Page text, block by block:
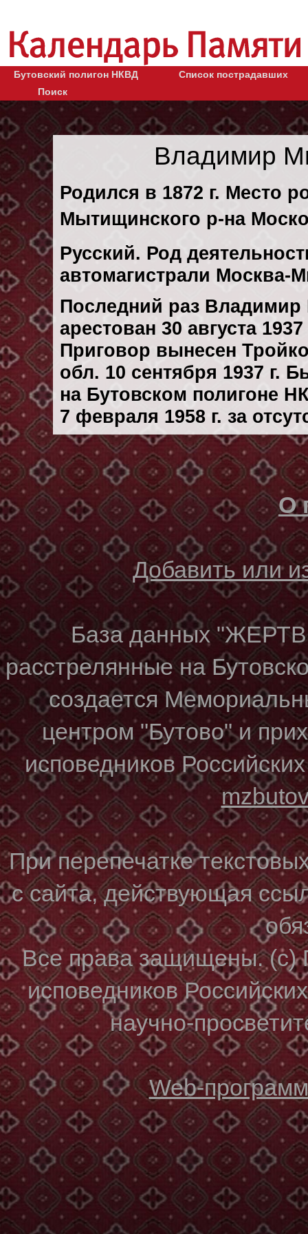
Бутовский полигон НКВД
Список пострадавших
Поиск
Владимир
Родился в 1872 г. Место
Мытищинского р-на
Русский. Род
автомагистрали
Последний раз
арестован 30 августа 1937
Приговор вынесен
обл. 10 сентября 1937 г.
на Бутовском полигоне
7 февраля 1958 г. за
О
Добавить или
База данных
расстрелянные на
создается
центром "Бутово" и
исповедников
При перепечатке
с сайта, действующая
Все права защищены. (с)
исповедников
научно-
Web-